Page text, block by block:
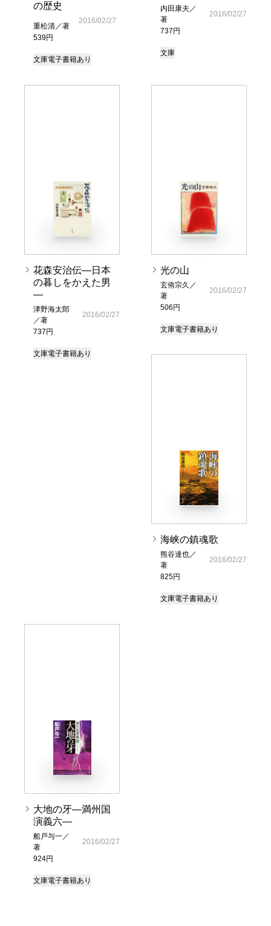
の歴史
重松清／著
539円
2016/02/27
文庫電子書籍あり
内田康夫／
著
737円
2016/02/27
文庫
花森安治伝―日本
の暮しをかえた男
―
津野海太郎
／著
737円
2016/02/27
文庫電子書籍あり
光の山
玄侑宗久／
著
506円
2016/02/27
文庫電子書籍あり
海峡の鎮魂歌
熊谷達也／
著
825円
2016/02/27
文庫電子書籍あり
大地の牙―満州国
演義六―
船戸与一／
著
924円
2016/02/27
文庫電子書籍あり